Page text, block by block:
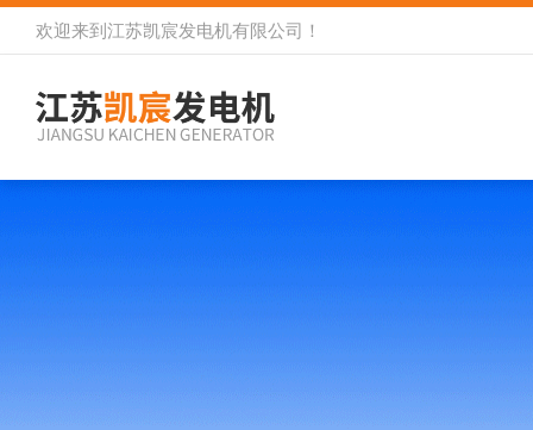
欢迎来到 江苏凯宸发电机有限公司 ！